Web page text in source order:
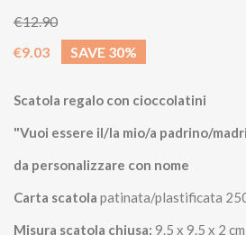
€12.90
€9.03
SAVE 30%
Scatola regalo con cioccolatini
"Vuoi essere il/la mio/a padrino/
da personalizzare con nome
Carta scatola patinata/plastificata
Misura scatola chiusa: 9.5 x 9.5 x 2 cm